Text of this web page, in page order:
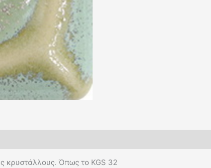
κρυστάλλους. Όπως το KGS 32